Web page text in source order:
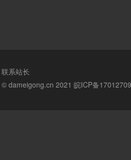
联系站长
© dameigong.cn 2021 皖ICP备